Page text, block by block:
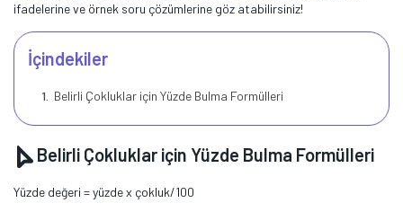
ifadelerine ve örnek soru çözümlerine göz atabilirsiniz!
İçindekiler
Belirli Çokluklar için Yüzde Bulma Formülleri
Belirli Çokluklar için Yüzde Bulma Formülleri
Yüzde değeri = yüzde x çokluk/100